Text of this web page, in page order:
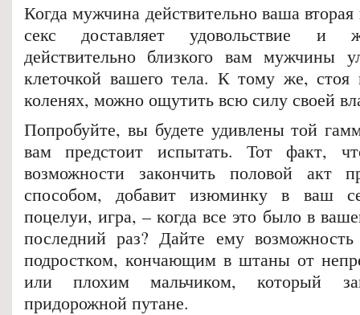
Когда мужчина действительно ваша
секс доставляет удовольствие и
действительно близкого вам мужчины
клеточкой вашего тела. К тому же,
коленях, можно ощутить всю силу своей
Попробуйте, вы будете удивлены той
вам предстоит испытать. Тот факт,
возможности закончить половой акт
способом, добавит изюминку в ваш
поцелуи, игра, – когда все это было в
последний раз? Дайте ему возможность
подростком, кончающим в штаны от
или плохим мальчиком, который
придорожной путане.